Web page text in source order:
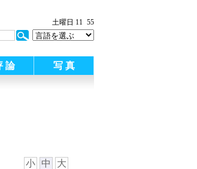
土曜日 11 55
論 写 真
小 中 大